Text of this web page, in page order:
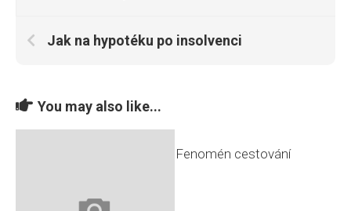
Jak na hypotéku po insolvenci
You may also like...
Fenomén cestování